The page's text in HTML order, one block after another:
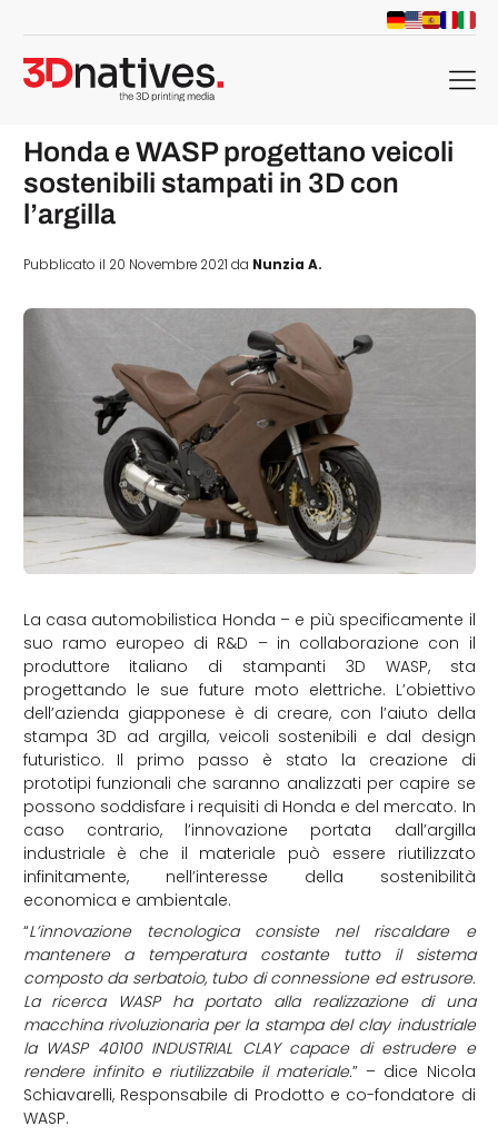
menu
Honda e WASP progettano veicoli
sostenibili stampati in 3D con
l’argilla
Pubblicato il 20 Novembre 2021 da Nunzia A.
La casa automobilistica Honda – e più specificamente il
suo ramo europeo di R&D – in collaborazione con il
produttore italiano di stampanti 3D WASP, sta
progettando le sue future moto elettriche. L’obiettivo
dell’azienda giapponese è di creare, con l’aiuto della
stampa 3D ad argilla, veicoli sostenibili e dal design
futuristico. Il primo passo è stato la creazione di
prototipi funzionali che saranno analizzati per capire se
possono soddisfare i requisiti di Honda e del mercato. In
caso contrario, l’innovazione portata dall’argilla
industriale è che il materiale può essere riutilizzato
infinitamente, nell’interesse della sostenibilità
economica e ambientale.
“L’innovazione tecnologica consiste nel riscaldare e
mantenere a temperatura costante tutto il sistema
composto da serbatoio, tubo di connessione ed estrusore.
La ricerca WASP ha portato alla realizzazione di una
macchina rivoluzionaria per la stampa del clay industriale
la WASP 40100 INDUSTRIAL CLAY capace di estrudere e
rendere infinito e riutilizzabile il materiale.” – dice Nicola
Schiavarelli, Responsabile di Prodotto e co-fondatore di
WASP.